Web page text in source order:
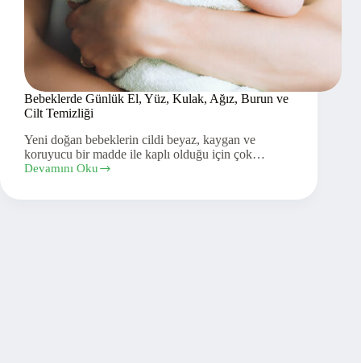
Bebeklerde Günlük El, Yüz, Kulak, Ağız, Burun ve
Cilt Temizliği
Yeni doğan bebeklerin cildi beyaz, kaygan ve
koruyucu bir madde ile kaplı olduğu için çok…
Devamını Oku
Bebeklerde
El,